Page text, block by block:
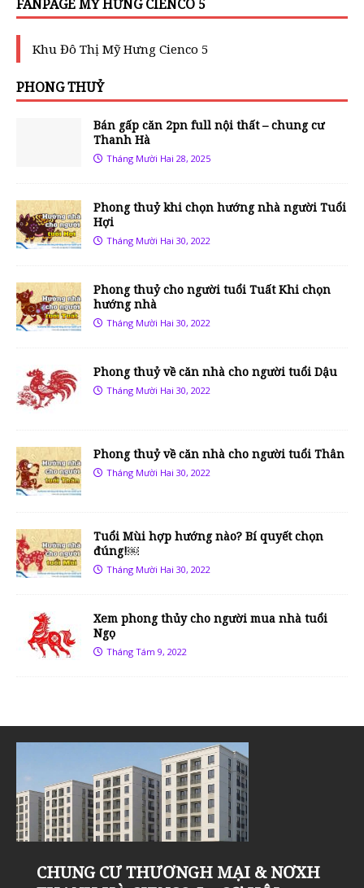
FANPAGE MỸ HƯNG CIENCO 5
Khu Đô Thị Mỹ Hưng Cienco 5
PHONG THUỶ
Bán gấp căn 2pn full nội thất – chung cư
Thanh Hà
Tháng Mười Hai 28, 2025
Phong thuỷ khi chọn hướng nhà người Tuổi
Hợi
Tháng Mười Hai 30, 2022
Phong thuỷ cho người tuổi Tuất Khi chọn
hướng nhà
Tháng Mười Hai 30, 2022
Phong thuỷ về căn nhà cho người tuổi Dậu
Tháng Mười Hai 30, 2022
Phong thuỷ về căn nhà cho người tuổi Thân
Tháng Mười Hai 30, 2022
Tuổi Mùi hợp hướng nào? Bí quyết chọn
đúng!￼
Tháng Mười Hai 30, 2022
Xem phong thủy cho người mua nhà tuổi
Ngọ
Tháng Tám 9, 2022
CHUNG CƯ THƯƠNGH MẠI & NƠXH
Khu đô thị Thanh Hà Cienco 5 đón tin
KHU ĐÔ THỊ THANH HÀ, NHỮNG LÝ
Sân tập golf Thanh Hà Mường Thanh
Chung cư Thanh Hà Mường Thanh
Liền kề Thanh Hà Cienco 5 – “Dậy
Khu đô thị Thanh Hà Cienco 5, khu đô